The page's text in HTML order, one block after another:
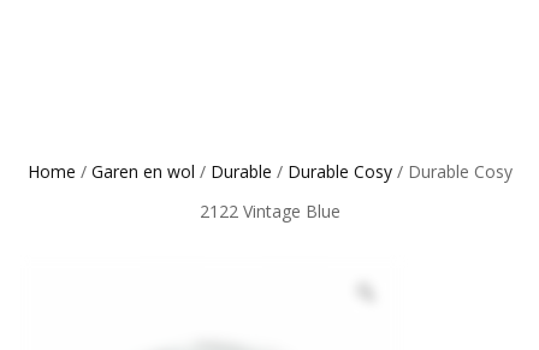
Home / Garen en wol / Durable / Durable Cosy/ Durable Cosy
2122 Vintage Blue